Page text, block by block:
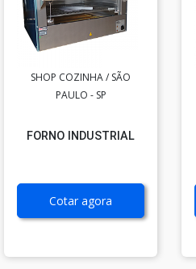
SHOP COZINHA / SÃO
PAULO - SP
FORNO INDUSTRIAL
Cotar agora